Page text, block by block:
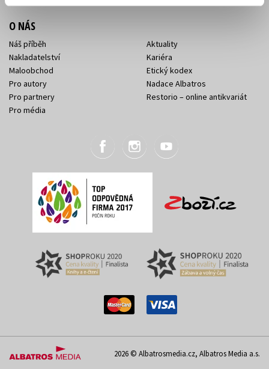
O NÁS
Náš příběh
Nakladatelství
Maloobchod
Pro autory
Pro partnery
Pro média
Aktuality
Kariéra
Etický kodex
Nadace Albatros
Restorio – online antikvariát
2026 © Albatrosmedia.cz, Albatros Media a.s.